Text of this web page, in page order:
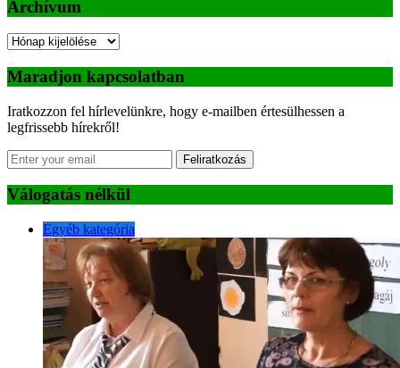
Archívum
Archívum
Maradjon kapcsolatban
Iratkozzon fel hírlevelünkre, hogy e-mailben értesülhessen a
legfrissebb hírekről!
Feliratkozás
Válogatás nélkül
Egyéb kategória